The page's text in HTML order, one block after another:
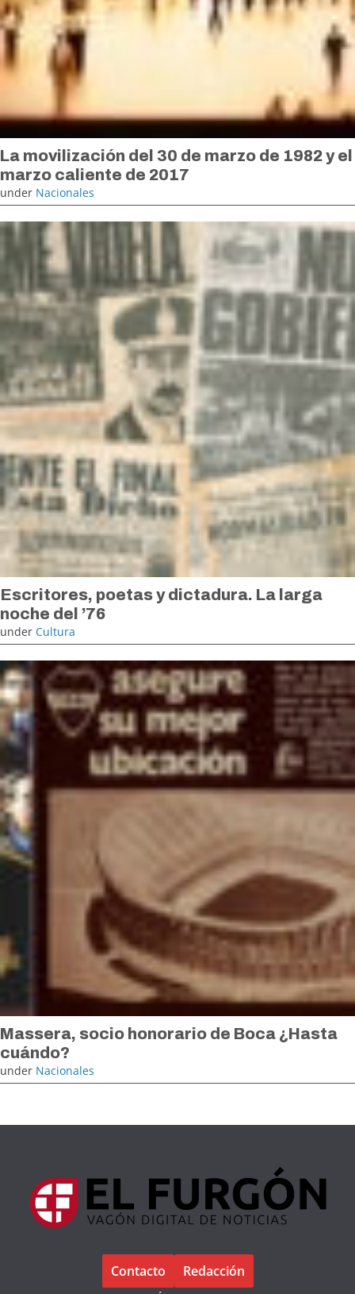
La movilización del 30 de marzo de 1982 y el
marzo caliente de 2017
under Nacionales
Escritores, poetas y dictadura. La larga
noche del ’76
under Cultura
Massera, socio honorario de Boca ¿Hasta
cuándo?
under Nacionales
Contacto Redacción